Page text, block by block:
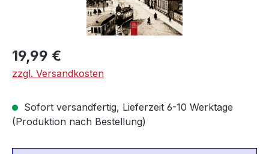
Regulärer Preis:
19,99 €
zzgl. Versandkosten
Sofort versandfertig, Lieferzeit 6-10 Werktage
(Produktion nach Bestellung)